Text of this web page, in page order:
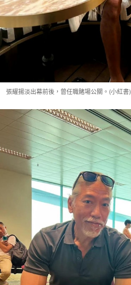
張耀揚淡出幕前後，曾任職賭場公關。(小紅書)